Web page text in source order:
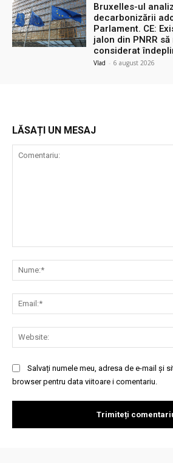
Bruxelles-ul
decarbonizării
Parlament. CE:
jalon din PNRR
considerat
Vlad - 6 august 2026
LĂSAȚI UN MESAJ
Salvați numele meu, adresa de e-mail și
browser pentru data viitoare i comentariu.